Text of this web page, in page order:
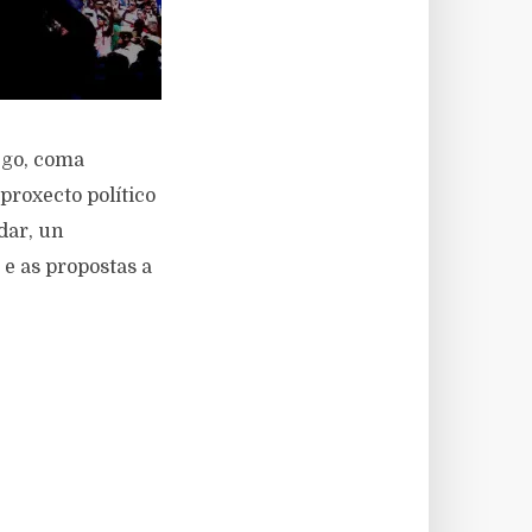
coma
político
un
as propostas a